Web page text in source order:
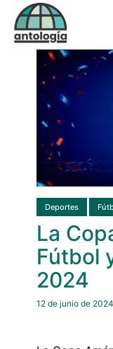
Deportes
La
Fútbol
2024
12 de junio de 2024